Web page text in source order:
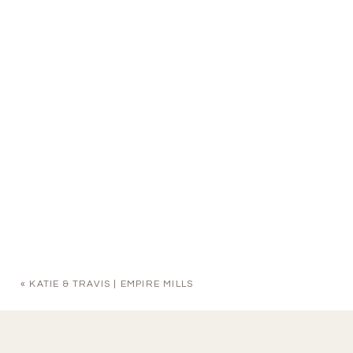
« KATIE & TRAVIS | EMPIRE MILLS